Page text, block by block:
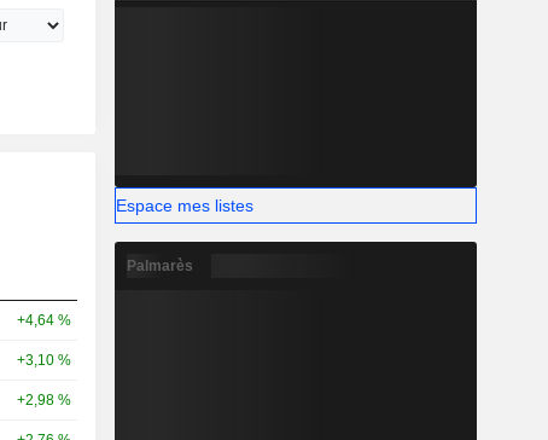
+4,64 %
+3,10 %
+2,98 %
Espace mes listes
Palmarès